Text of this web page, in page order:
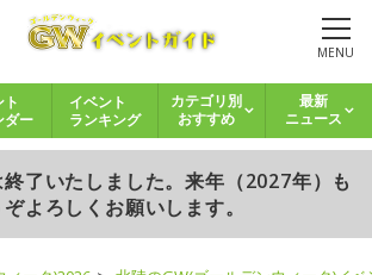
MENU
ト
ダー
イベント
ランキング
カテゴリ別
おすすめ
最新
ニュース
了いたしました。来年（2027年）も
よろしくお願いします。